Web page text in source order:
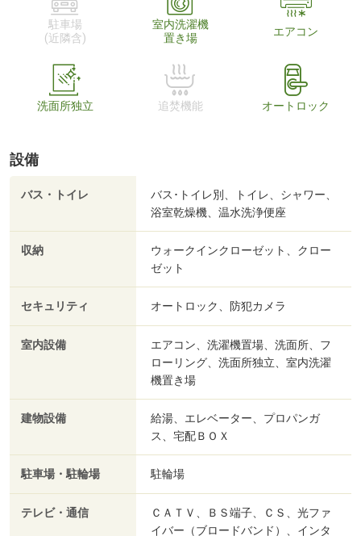
駐車場
(近隣含)
室内洗濯機
置き場
エアコン
洗面所独立 追焚機能 オートロック
設備
バス・トイレ
バス･トイレ別、トイレ、シャワー、
浴室乾燥機、温水洗浄便座
収納
ウォークインクローゼット、クロー
ゼット
セキュリティ オートロック、防犯カメラ
室内設備
エアコン、洗濯機置場、洗面所、フ
ローリング、洗面所独立、室内洗濯
機置き場
建物設備
給湯、エレベーター、プロパンガ
ス、宅配ＢＯＸ
駐車場・駐輪場 駐輪場
テレビ・通信
ＣＡＴＶ、ＢＳ端子、ＣＳ、光ファ
イバー（ブロードバンド）、インタ